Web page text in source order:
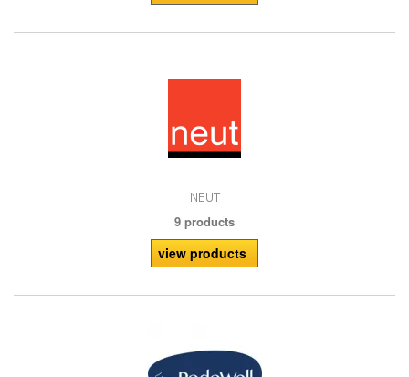
NEUT
9 products
view products